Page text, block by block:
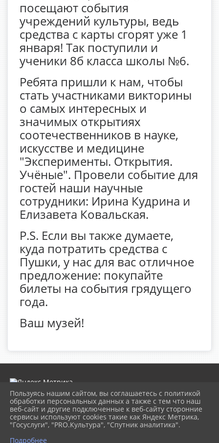
посещают события
учреждений культуры, ведь
средства с карты сгорят уже 1
января! Так поступили и
ученики 8б класса школы №6.
Ребята пришли к нам, чтобы
стать участниками викторины
о самых интересных и
значимых открытиях
соотечественников в науке,
искусстве и медицине
"Эксперименты. Открытия.
Учёные". Провели событие для
гостей наши научные
сотрудники: Ирина Кудрина и
Елизавета Ковальская.
P.S. Если вы также думаете,
куда потратить средства с
Пушки, у нас для вас отличное
предложение: покупайте
билеты на события грядущего
года.
Ваш музей!
2026 г. museumkam.ru
Вход
Карта сайта
Политика обработки персональных данных
Пользуясь нашим сайтом, вы соглашаетесь с политикой
обработки персональных данных а также с тем что наш
веб-сайт и другие подключенные к веб-сайту сторонние
сервисы используют cookies такие как Яндекс Метрика,
"Госуслуги", "PRO.Культура", "Спутник аналитика".
Подробнее